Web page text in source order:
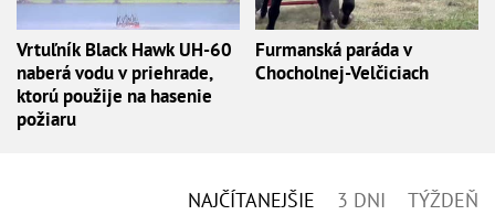
Vrtuľník Black Hawk UH-60
naberá vodu v priehrade,
ktorú použije na hasenie
požiaru
Furmanská paráda v
Chocholnej-Velčiciach
NAJČÍTANEJŠIE 3 DNI TÝŽDEŇ